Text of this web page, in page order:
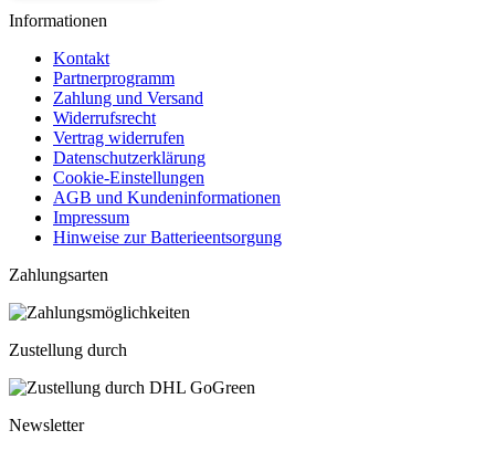
Informationen
Kontakt
Partnerprogramm
Zahlung und Versand
Widerrufsrecht
Vertrag widerrufen
Datenschutzerklärung
Cookie-Einstellungen
AGB und Kundeninformationen
Impressum
Hinweise zur Batterieentsorgung
Zahlungsarten
Zustellung durch
Newsletter